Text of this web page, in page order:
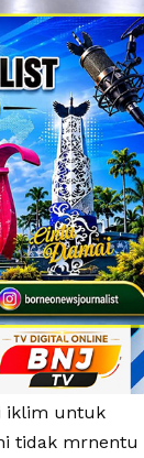
iklim untuk
tidak mrnentu